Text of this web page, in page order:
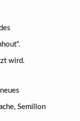
wird.
Semillon